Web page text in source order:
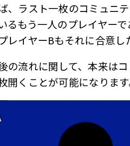
、ラスト一枚のコミュニ
るもう一人のプレイヤー
レイヤーBもそれに合意し
の流れに関して、本来は
開くことが可能になります